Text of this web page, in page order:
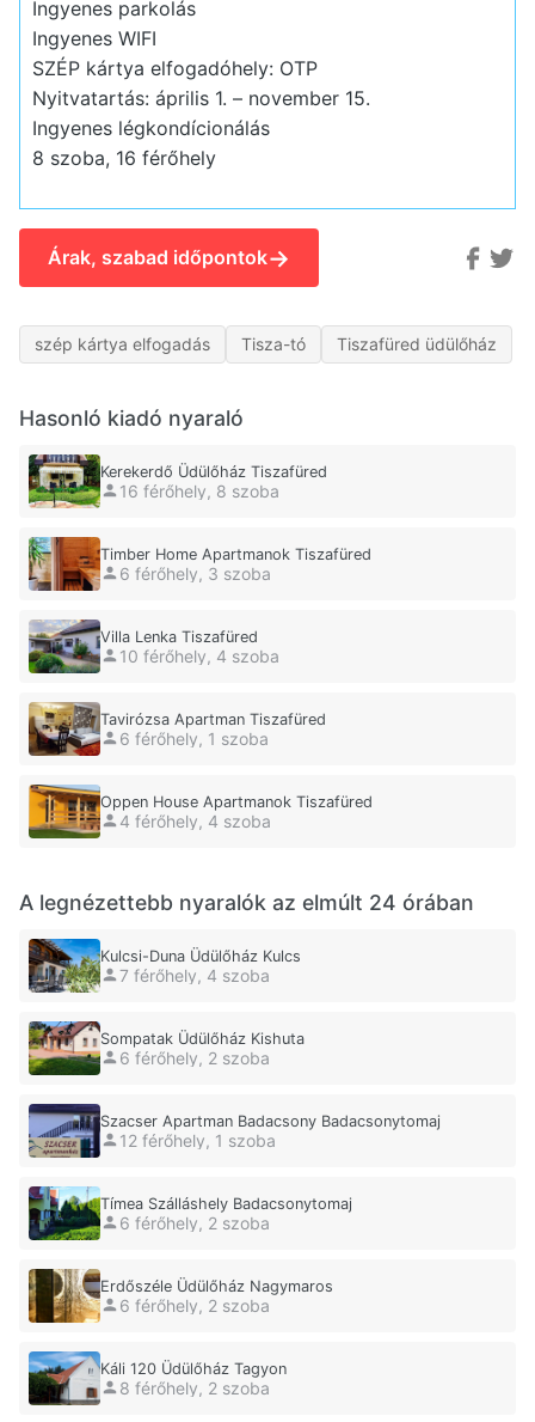
Ingyenes parkolás
Ingyenes WIFI
SZÉP kártya elfogadóhely: OTP
Nyitvatartás: április 1. – november 15.
Ingyenes légkondícionálás
8 szoba, 16 férőhely
Árak, szabad időpontok→
szép kártya elfogadás Tisza-tó Tiszafüred üdülőház
Hasonló kiadó nyaraló
Kerekerdő Üdülőház Tiszafüred
16 férőhely, 8 szoba
Timber Home Apartmanok Tiszafüred
6 férőhely, 3 szoba
Villa Lenka Tiszafüred
10 férőhely, 4 szoba
Tavirózsa Apartman Tiszafüred
6 férőhely, 1 szoba
Oppen House Apartmanok Tiszafüred
4 férőhely, 4 szoba
A legnézettebb nyaralók az elmúlt 24 órában
Kulcsi-Duna Üdülőház Kulcs
7 férőhely, 4 szoba
Sompatak Üdülőház Kishuta
6 férőhely, 2 szoba
Szacser Apartman Badacsony Badacsonytomaj
12 férőhely, 1 szoba
Tímea Szálláshely Badacsonytomaj
6 férőhely, 2 szoba
Erdőszéle Üdülőház Nagymaros
6 férőhely, 2 szoba
Káli 120 Üdülőház Tagyon
8 férőhely, 2 szoba